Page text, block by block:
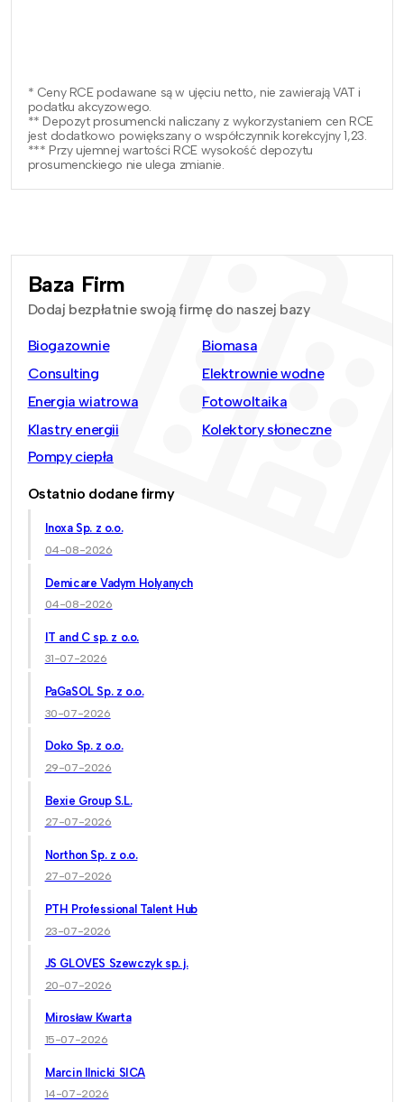
* Ceny RCE podawane są w ujęciu netto, nie zawierają VAT i
podatku akcyzowego.
** Depozyt prosumencki naliczany z wykorzystaniem cen RCE
jest dodatkowo powiększany o współczynnik korekcyjny 1,23.
*** Przy ujemnej wartości RCE wysokość depozytu
prosumenckiego nie ulega zmianie.
Baza Firm
Dodaj bezpłatnie swoją firmę do naszej bazy
Biogazownie
Biomasa
Consulting
Elektrownie wodne
Energia wiatrowa
Fotowoltaika
Klastry energii
Kolektory słoneczne
Pompy ciepła
Ostatnio dodane firmy
Inoxa Sp. z o.o.
04-08-2026
Demicare Vadym Holyanych
04-08-2026
IT and C sp. z o.o.
31-07-2026
PaGaSOL Sp. z o.o.
30-07-2026
Doko Sp. z o.o.
29-07-2026
Bexie Group S.L.
27-07-2026
Northon Sp. z o.o.
27-07-2026
PTH Professional Talent Hub
23-07-2026
JS GLOVES Szewczyk sp. j.
20-07-2026
Mirosław Kwarta
15-07-2026
Marcin Ilnicki SICA
14-07-2026